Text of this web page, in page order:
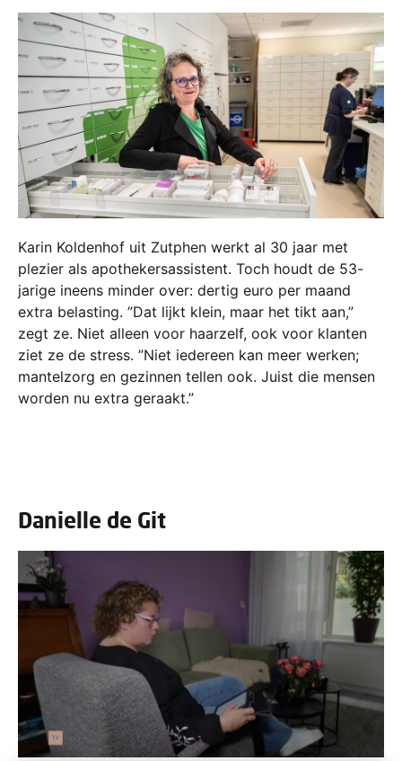
Karin Koldenhof uit Zutphen werkt al 30 jaar met
plezier als apothekersassistent. Toch houdt de 53-
jarige ineens minder over: dertig euro per maand
extra belasting. ”Dat lijkt klein, maar het tikt aan,”
zegt ze. Niet alleen voor haarzelf, ook voor klanten
ziet ze de stress. ”Niet iedereen kan meer werken;
mantelzorg en gezinnen tellen ook. Juist die mensen
worden nu extra geraakt.”
Danielle de Git